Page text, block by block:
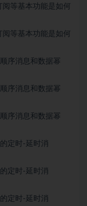
等基本功能是如何
等基本功能是如何
序消息和数据幂
序消息和数据幂
序消息和数据幂
定时-延时消
定时-延时消
定时-延时消